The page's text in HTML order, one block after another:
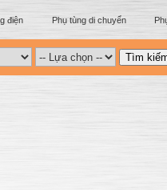
điện Phụ tùng di chuyển